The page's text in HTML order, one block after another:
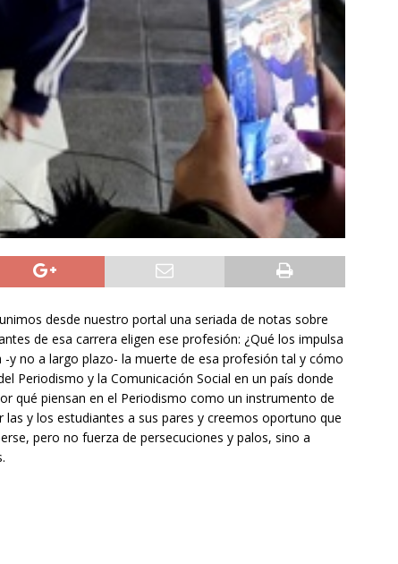
desde nuestro portal una seriada de notas sobre
de esa carrera eligen ese profesión: ¿Qué los impulsa
y no a largo plazo- la muerte de esa profesión tal y cómo
Periodismo y la Comunicación Social en un país donde
qué piensan en el Periodismo como un instrumento de
y los estudiantes a sus pares y creemos oportuno que
pero no fuerza de persecuciones y palos, sino a